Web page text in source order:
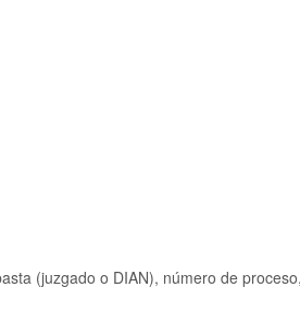
(juzgado o DIAN), número de